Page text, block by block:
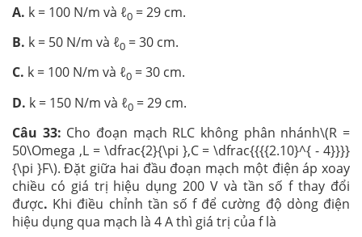
A. k = 100 N/m và ℓ0 = 29 cm.
B. k = 50 N/m và ℓ0 = 30 cm.
C. k = 100 N/m và ℓ0 = 30 cm.
D. k = 150 N/m và ℓ0 = 29 cm.
Câu 33: Cho đoạn mạch RLC không phân nhánh\(R =
50\Omega ,L = \dfrac{2}{\pi },C = \dfrac{{{{2.10}^{ - 4}}}}
{\pi }F\). Đặt giữa hai đầu đoạn mạch một điện áp xoay
chiều có giá trị hiệu dụng 200 V và tần số f thay đổi
được. Khi điều chỉnh tần số f để cường độ dòng điện
hiệu dụng qua mạch là 4 A thì giá trị của f là